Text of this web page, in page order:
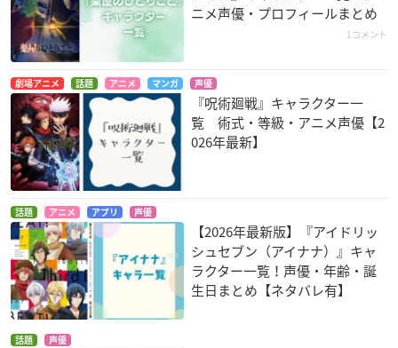
ニメ声優・プロフィールまとめ
1コメント
劇場アニメ 話題 アニメ マンガ 声優
『呪術廻戦』キャラクター一
覧 術式・等級・アニメ声優【2
026年最新】
話題 アニメ アプリ 声優
【2026年最新版】『アイドリッ
シュセブン（アイナナ）』キャ
ラクター一覧！声優・年齢・誕
生日まとめ【ネタバレ有】
話題 声優